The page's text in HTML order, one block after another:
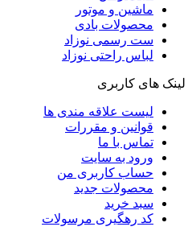
ماشین و موتور
محصولات بادی
ست رسمی نوزاد
لباس راحتی نوزاد
لینک های کاربری
لیست علاقه مندی ها
قوانین و مقررات
تماس با ما
ورود به سایت
حساب کاربری من
محصولات جدید
سبد خرید
کد رهگیری مرسولات